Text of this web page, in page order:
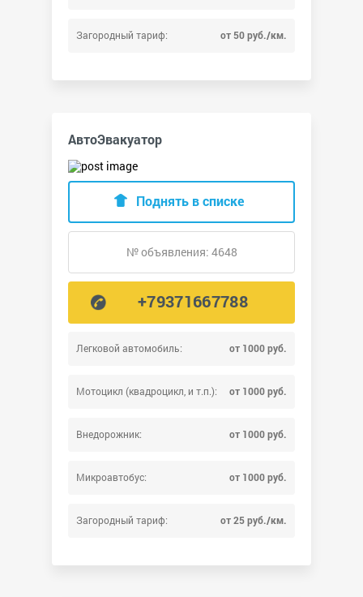
Загородный тариф: от 50 руб./км.
АвтоЭвакуатор
Легковой автомобиль: от 1000 руб.
Мотоцикл (квадроцикл, и т.п.): от 1000 руб.
Внедорожник: от 1000 руб.
Микроавтобус: от 1000 руб.
Загородный тариф: от 25 руб./км.
Поднять в списке
№ объявления: 4648
+79371667788